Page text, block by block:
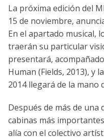
Crear Cuenta
La próxima edición del
15 de noviembre,
En el apartado musical,
traerán su particular
presentará,
Human (Fields, 2013), y
2014 llegará de la mano
Después de más de una
cabinas más
alía con el colectivo